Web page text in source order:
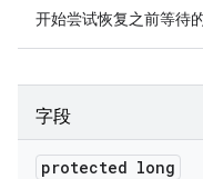
开始尝试恢复之前等待
字段
protected long